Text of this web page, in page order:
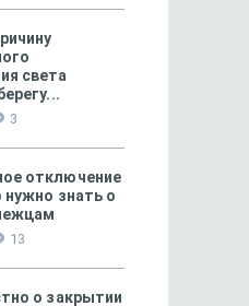
2356
Таможня даёт отпор:
как воронежские
света
3
отключение
знать о
13
о закрытии